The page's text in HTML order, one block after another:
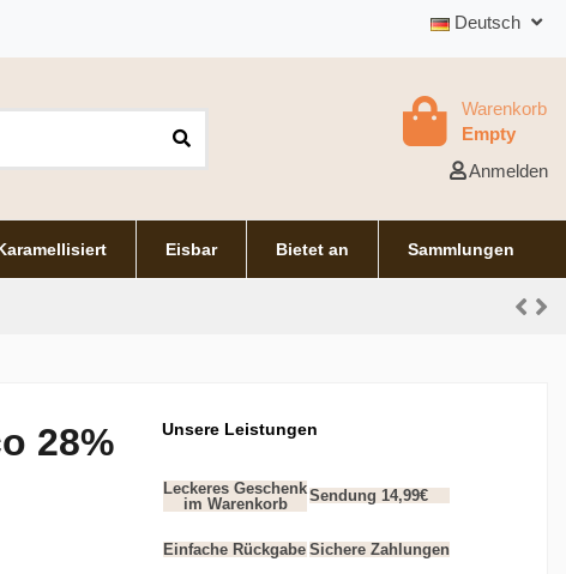
Deutsch
Warenkorb
Empty
Anmelden
Eisbar Bietet an Sammlungen
28%
Unsere Leistungen
Leckeres Geschenk
im Warenkorb
Sendung 14,99€
Einfache Rückgabe Sichere Zahlungen